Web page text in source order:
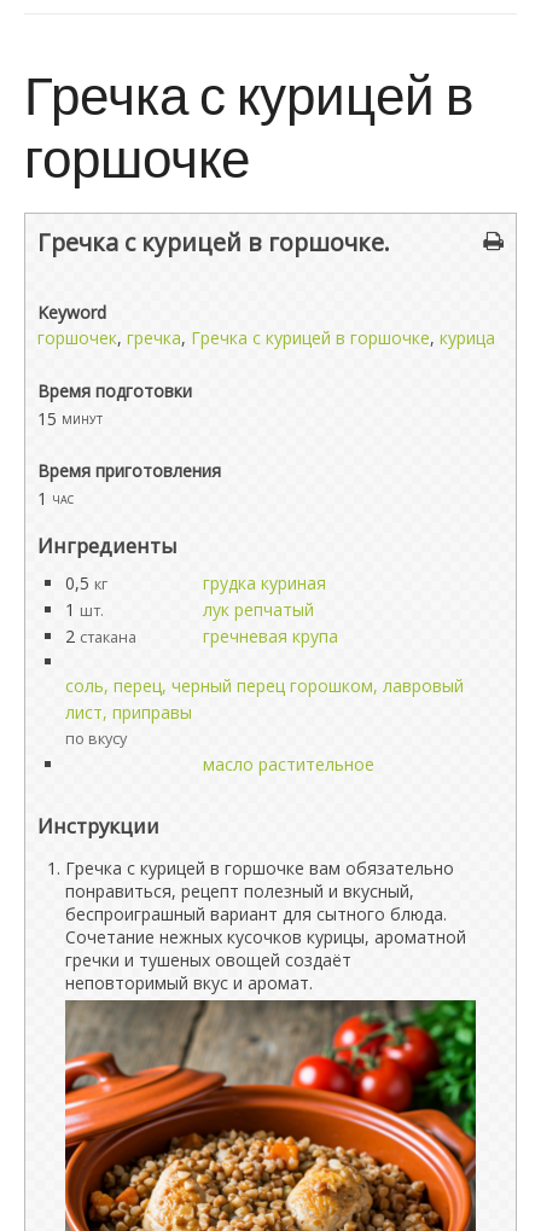
Гречка с курицей в
горшочке
Гречка с курицей в горшочке.
Keyword
горшочек, гречка, Гречка с курицей в горшочке, курица
Время подготовки
15 минут
Время приготовления
1 час
Ингредиенты
0,5 кг
грудка куриная
1 шт.
лук репчатый
2 стакана гречневая крупа
соль, перец, черный перец горошком, лавровый
лист, приправы
по вкусу
масло растительное
Инструкции
Гречка с курицей в горшочке вам обязательно
понравиться, рецепт полезный и вкусный,
беспроиграшный вариант для сытного блюда.
Сочетание нежных кусочков курицы, ароматной
гречки и тушеных овощей создаёт
неповторимый вкус и аромат.